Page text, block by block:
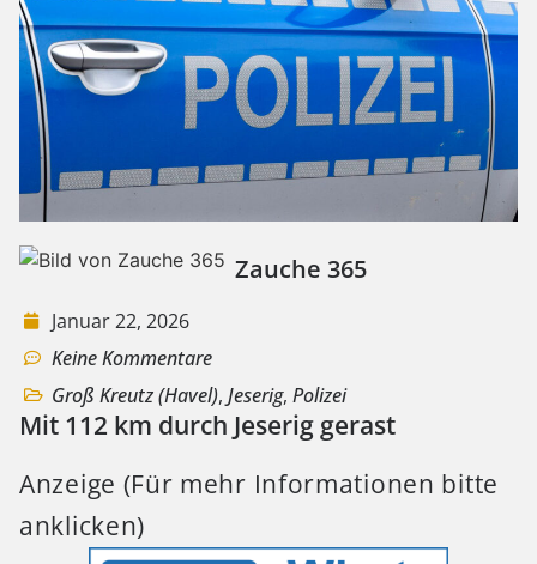
Zauche 365
Januar 22, 2026
Keine Kommentare
Groß Kreutz (Havel), Jeserig, Polizei
Mit 112 km durch Jeserig gerast
Anzeige (Für mehr Informationen bitte
anklicken)